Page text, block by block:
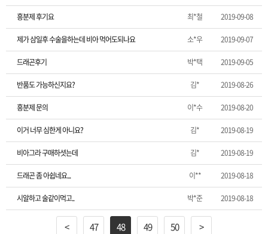
흥분제 후기요 최*철 2019-09-08
제가 삼일후 수술을하는데 비아 먹어도되나요 소*우 2019-09-07
드래곤후기 박*택 2019-09-05
반품도 가능하신지요? 김* 2019-08-26
흥분제 문의 이*수 2019-08-20
이거 너무 심한게 아니요? 김* 2019-08-19
비아그라 구매하셧는데 김* 2019-08-19
드래곤 좀 아쉽네요... 이** 2019-08-18
시알하고 술같이먹고.. 박*준 2019-08-18
< 47 48 49 50 >